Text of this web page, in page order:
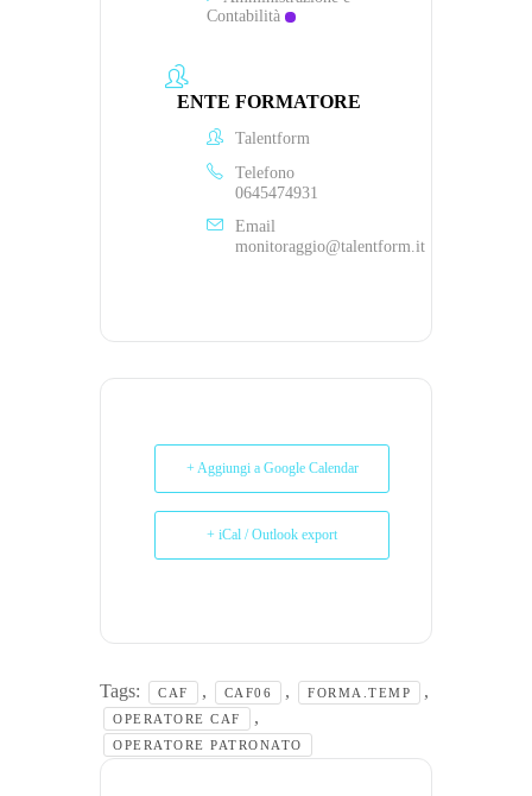
Contabilità
ENTE FORMATORE
Talentform
Telefono
0645474931
Email
monitoraggio@talentform.it
+ Aggiungi a Google Calendar
+ iCal / Outlook export
Tags: CAF , CAF06 , FORMA.TEMP ,
OPERATORE CAF ,
OPERATORE PATRONATO